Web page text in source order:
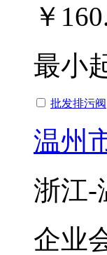
￥
最小
批发排污阀
温州
浙江-
企业